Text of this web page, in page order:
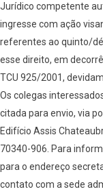
Jurídico competente
ingresse com ação
referentes ao quinto/
esse direito, em
TCU 925/2001,
Os colegas
citada para envio, via
Edifício Assis
70340-906. Para
para o endereço
contato com a sede